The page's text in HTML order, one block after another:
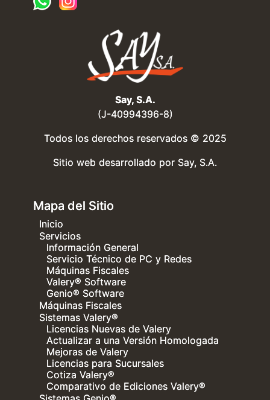
Say, S.A.
(J-40994396-8)
Todos los derechos reservados © 2025
Sitio web desarrollado por Say, S.A.
Mapa del Sitio
Inicio
Servicios
Información General
Servicio Técnico de PC y Redes
Máquinas Fiscales
Valery® Software
Genio® Software
Máquinas Fiscales
Sistemas Valery®
Licencias Nuevas de Valery
Actualizar a una Versión Homologada
Mejoras de Valery
Licencias para Sucursales
Cotiza Valery®
Comparativo de Ediciones Valery®